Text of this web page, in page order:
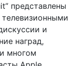
представлены
и
наград,
многом